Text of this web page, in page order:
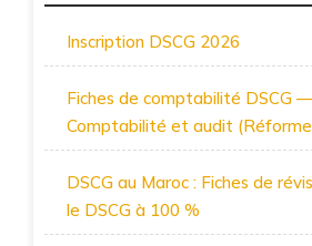
Inscription DSCG 2026
Fiches de comptabilité DSCG —
Comptabilité et audit
DSCG au Maroc : Fiches de
le DSCG à 100 %